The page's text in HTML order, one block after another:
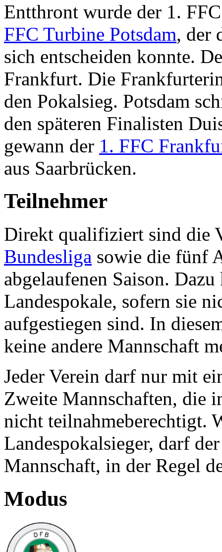
Entthront wurde der 1.
FFC Turbine Potsdam, der
sich entscheiden konnte.
Frankfurt. Die
den Pokalsieg. Potsdam
den späteren Finalisten
gewann der 1. FFC
aus Saarbrücken.
Teilnehmer
Direkt qualifiziert sind die
Bundesliga sowie die fünf
abgelaufenen Saison.
Landespokale, sofern sie
aufgestiegen sind. In
keine andere Mannschaft
Jeder Verein darf nur mit
Zweite Mannschaften, die
nicht teilnahmeberechtigt.
Landespokalsieger, darf
Mannschaft, in der Regel
Modus